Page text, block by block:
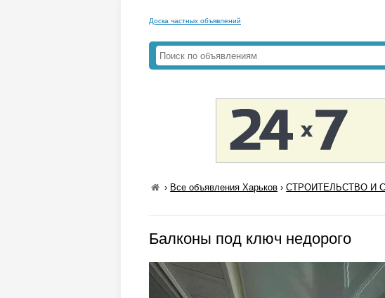
Доска частных объявлений
› Все объявления Харьков ›СТРОИТЕЛЬСТВО И
Балконы под ключ недорого